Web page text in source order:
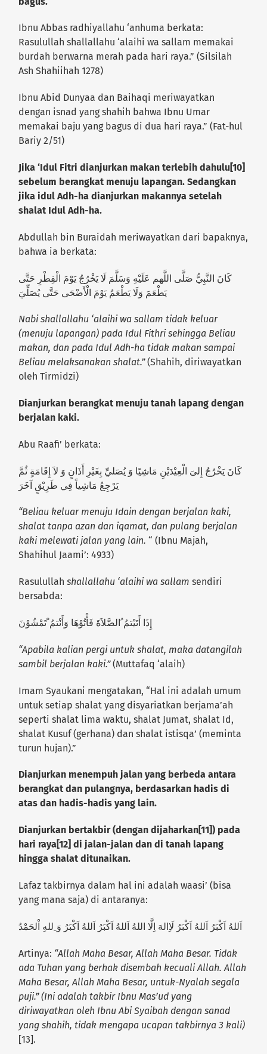
Ibnu Abbas radhiyallahu ‘anhuma berkata:
Rasulullah shallallahu ‘alaihi wa sallam memakai
burdah berwarna merah pada hari raya.” (Silsilah
Ash Shahiihah 1278)
Ibnu Abid Dunyaa dan Baihaqi meriwayatkan
dengan isnad yang shahih bahwa Ibnu Umar
memakai baju yang bagus di dua hari raya.” (Fat-hul
Bariy 2/51)
Jika ‘Idul Fitri dianjurkan makan terlebih dahulu[10]
sebelum berangkat menuju lapangan. Sedangkan
jika idul Adh-ha dianjurkan makannya setelah
shalat Idul Adh-ha.
Abdullah bin Buraidah meriwayatkan dari bapaknya,
bahwa ia berkata:
كَانَ النَّبِيُّ صَلَّى اللَّهم عَلَيْهِ وَسَلَّمَ لَا يَخْرُجُ يَوْمَ الْفِطْرِ حَتَّى
يَطْعَمَ وَلَا يَطْعَمُ يَوْمَ الْأَضْحَى حَتَّى يُصَلِّيَ
Nabi shallallahu ‘alaihi wa sallam tidak keluar
(menuju lapangan) pada Idul Fithri sehingga Beliau
makan, dan pada Idul Adh-ha tidak makan sampai
Beliau melaksanakan shalat.”(Shahih, diriwayatkan
oleh Tirmidzi)
Dianjurkan berangkat menuju tanah lapang dengan
berjalan kaki.
Abu Raafi’ berkata:
كَانَ يَخْرُجُ إِلىَ الْعِيْدَيْنِ مَاشِيًا وَ يُصَليِّ بِغَيْرِ أَذَانٍ وَ لاَ إِقَامَةٍ ثُمَّ
يَرْجِعُ مَاشِياً فِي طَرِيْقٍ آخَرَ
“Beliau keluar menuju Idain dengan berjalan kaki,
shalat tanpa azan dan iqamat, dan pulang berjalan
kaki melewati jalan yang lain. “ (Ibnu Majah,
Shahihul Jaami’: 4933)
Rasulullahshallallahu ‘alaihi wa sallam sendiri
bersabda:
إِذَا أَتَيْتمُ ُالصَّلاَةَ فَأْتُوْهَا وَأَنْتمُ ْتَمْشُوْنَ
“Apabila kalian pergi untuk shalat, maka datangilah
sambil berjalan kaki.”(Muttafaq ‘alaih)
Imam Syaukani mengatakan, “Hal ini adalah umum
untuk setiap shalat yang disyariatkan berjama’ah
seperti shalat lima waktu, shalat Jumat, shalat Id,
shalat Kusuf (gerhana) dan shalat istisqa’ (meminta
turun hujan).”
Dianjurkan menempuh jalan yang berbeda antara
berangkat dan pulangnya, berdasarkan hadis di
atas dan hadis-hadis yang lain.
Dianjurkan bertakbir (dengan dijaharkan[11]) pada
hari raya[12] di jalan-jalan dan di tanah lapang
hingga shalat ditunaikan.
Lafaz takbirnya dalam hal ini adalah waasi’ (bisa
yang mana saja) di antaranya:
اَللهُ اَكْبَرُ اَللهُ اَكْبَرُ لَاِالهَ اِلَّا اللهُ اَللهُ اَكْبَرُ اَللهُ اَكْبَرُ وَ ِللهِ اْلحَمْدُ
Artinya: “Allah Maha Besar, Allah Maha Besar. Tidak
ada Tuhan yang berhak disembah kecuali Allah. Allah
Maha Besar, Allah Maha Besar, untuk-Nyalah segala
puji.” (Ini adalah takbir Ibnu Mas’ud yang
diriwayatkan oleh Ibnu Abi Syaibah dengan sanad
yang shahih, tidak mengapa ucapan takbirnya 3 kali)
[13].